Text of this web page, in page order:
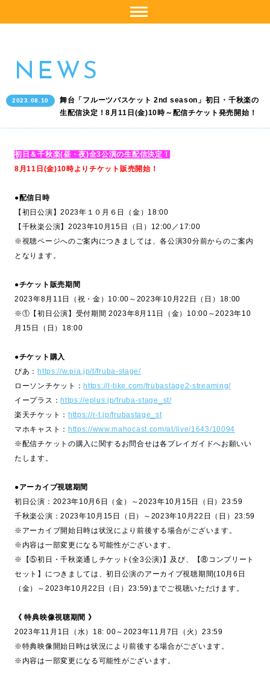
NEWS
2023.08.10
舞台「フルーツバスケット 2nd season」初日・千秋楽の
生配信決定！8月11日(金)10時～配信チケット発売開始！
初日＆千秋楽(昼・夜)全3公演の生配信決定！
8月11日(金)10時よりチケット販売開始！
●配信日時
【初日公演】2023年１０月６日（金）18:00
【千秋楽公演】2023年10月15日（日）12:00／17:00
※視聴ページへのご案内につきましては、各公演30分前からのご案内
となります。
●チケット販売期間
2023年8月11日（祝・金）10:00～2023年10月22日（日）18:00
※①【初日公演】受付期間 2023年8月11日（金）10:00～2023年10
月15日（日）18:00
●チケット購入
ぴあ： https://w.pia.jp/t/fruba-stage/
ローソンチケット： https://l-tike.com/frubastage2-streaming/
イープラス： https://eplus.jp/fruba-stage_st/
楽天チケット： https://r-t.jp/frubastage_st
マホキャスト： https://www.mahocast.com/at/live/1643/10094
※配信チケットの購入に関するお問合せは各プレイガイドへお願いい
たします。
●アーカイブ視聴期間
初日公演：2023年10月6日（金）～2023年10月15日（日）23:59
千秋楽公演：2023年10月15日（日）～2023年10月22日（日）23:59
※アーカイブ開始日時は状況により前後する場合がございます。
※内容は一部変更になる可能性がございます。
※【⑤初日・千秋楽通しチケット(全3公演)】及び、【⑧コンプリート
セット】につきましては、初日公演のアーカイブ視聴期間(10月6日
（金）～2023年10月22日（日）23:59)までご視聴いただけます。
《 特典映像視聴期間 》
2023年11月1日（水）18: 00～2023年11月7日（火）23:59
※特典映像開始日時は状況により前後する場合がございます。
※内容は一部変更になる可能性がございます。